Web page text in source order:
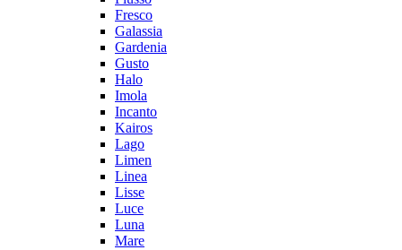
Fresco
Galassia
Gardenia
Gusto
Halo
Imola
Incanto
Kairos
Lago
Limen
Linea
Lisse
Luce
Luna
Mare